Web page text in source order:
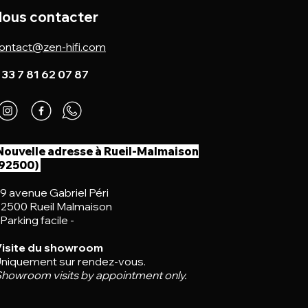
contacter
hifi.com
33 7 81 62 07 87
adresse à Rueil-Malmaison
avenue Gabriel Péri
Rueil Malmaison
facile -
du showroom
sur rendez-vous.
visits by appointment only.